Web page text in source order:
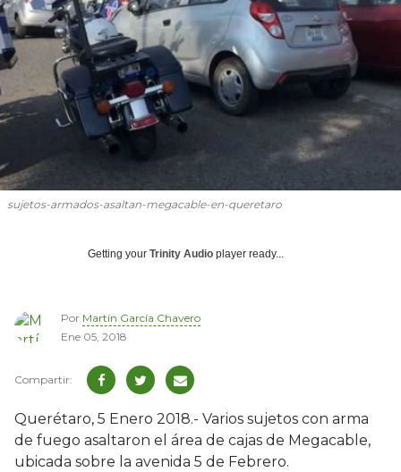
sujetos-armados-asaltan-megacable-en-queretaro
Getting your Trinity Audio player ready...
Por Martín García Chavero
Ene 05, 2018
Querétaro, 5 Enero 2018.- Varios sujetos con arma
de fuego asaltaron el área de cajas de Megacable,
ubicada sobre la avenida 5 de Febrero.